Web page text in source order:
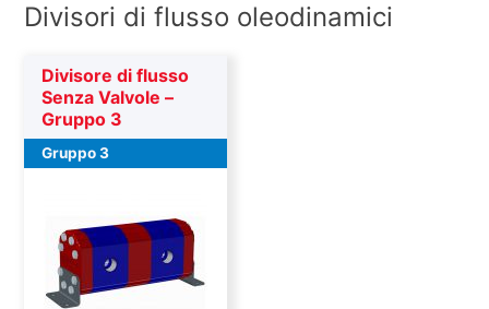
Divisori di flusso oleodinamici
Divisore di flusso
Senza Valvole –
Gruppo 3
Gruppo 3